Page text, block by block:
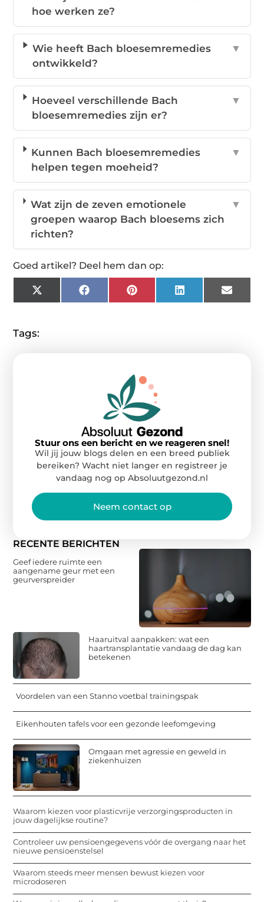
hoe werken ze?
Wie heeft Bach bloesemremedies
ontwikkeld?
▼
Hoeveel verschillende Bach
bloesemremedies zijn er?
▼
Kunnen Bach bloesemremedies
helpen tegen moeheid?
▼
Wat zijn de zeven emotionele
groepen waarop Bach bloesems zich
richten?
▼
Goed artikel? Deel hem dan op:
X
(Twitter)
FacebookPinterestLinkedInEmail
Tags:
RECENTE BERICHTEN
Geef iedere ruimte een
aangename geur met een
geurverspreider
Haaruitval aanpakken: wat een
haartransplantatie vandaag de dag kan
betekenen
Voordelen van een Stanno voetbal trainingspak
Eikenhouten tafels voor een gezonde leefomgeving
Omgaan met agressie en geweld in
ziekenhuizen
Waarom kiezen voor plasticvrije verzorgingsproducten in
jouw dagelijkse routine?
Controleer uw pensioengegevens vóór de overgang naar het
nieuwe pensioenstelsel
Waarom steeds meer mensen bewust kiezen voor
microdoseren
Stuur ons een bericht en we reageren snel!
Wil jij jouw blogs delen en een breed publiek
bereiken? Wacht niet langer en registreer je
vandaag nog op Absoluutgezond.nl
Neem contact op